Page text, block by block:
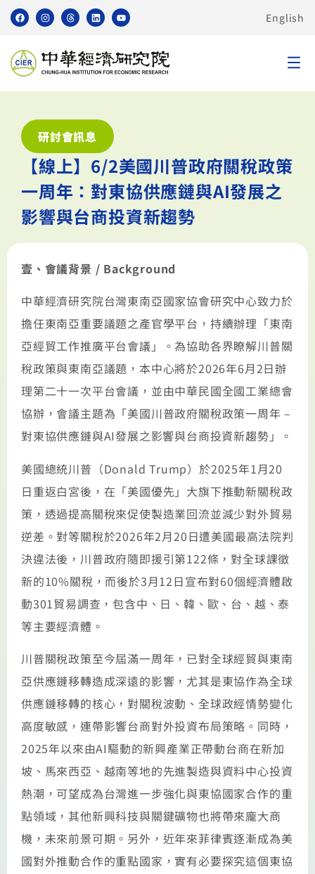
English
研討會訊息
【線上】6/2美國川普政府關稅政策
一周年：對東協供應鏈與AI發展之
影響與台商投資新趨勢
壹、會議背景 / Background
中華經濟研究院台灣東南亞國家協會研究中心致力於
擔任東南亞重要議題之產官學平台，持續辦理「東南
亞經貿工作推廣平台會議」。為協助各界瞭解川普關
稅政策與東南亞議題，本中心將於2026年6月2日辦
理第二十一次平台會議，並由中華民國全國工業總會
協辦，會議主題為「美國川普政府關稅政策一周年 –
對東協供應鏈與AI發展之影響與台商投資新趨勢」。
美國總統川普（Donald Trump）於2025年1月20
日重返白宮後，在「美國優先」大旗下推動新關稅政
策，透過提高關稅來促使製造業回流並減少對外貿易
逆差。對等關稅於2026年2月20日遭美國最高法院判
決違法後，川普政府隨即援引第122條，對全球課徵
新的10%關稅，而後於3月12日宣布對60個經濟體啟
動301貿易調查，包含中、日、韓、歐、台、越、泰
等主要經濟體。
川普關稅政策至今屆滿一周年，已對全球經貿與東南
亞供應鏈移轉造成深遠的影響，尤其是東協作為全球
供應鏈移轉的核心，對關稅波動、全球政經情勢變化
高度敏感，連帶影響台商對外投資布局策略。同時，
2025年以來由AI驅動的新興產業正帶動台商在新加
坡、馬來西亞、越南等地的先進製造與資料中心投資
熱潮，可望成為台灣進一步強化與東協國家合作的重
點領域，其他新興科技與關鍵礦物也將帶來龐大商
機，未來前景可期。另外，近年來菲律賓逐漸成為美
國對外推動合作的重點國家，實有必要探究這個東協